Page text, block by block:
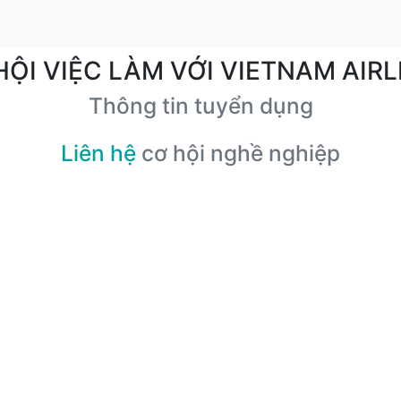
VIỆC LÀM VỚI VIETNAM
Thông tin tuyển dụng
Liên hệ cơ hội nghề nghiệp